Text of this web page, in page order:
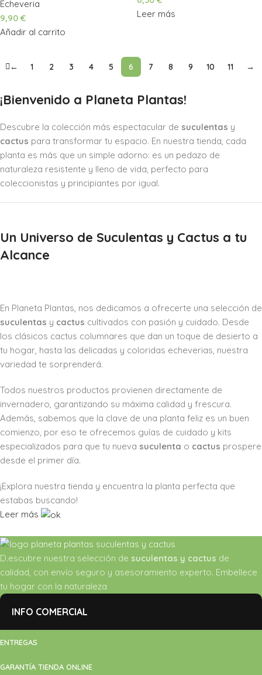
Echeveria
9,90 €
Añadir al carrito
Leer más
← 1 2 3 4 5 6 7 8 9 10 11 →
¡Bienvenido a Planeta Plantas!
Descubre la colección más espectacular de suculentas y
cactus para transformar tu espacio. En nuestra tienda, cada
planta es más que un simple adorno: es un pedazo de
naturaleza resistente y lleno de vida, perfecto para
coleccionistas y principiantes por igual.
Un Universo de Suculentas y Cactus a tu
Alcance
En Planeta Plantas, nos dedicamos a ofrecerte una selección de
suculentas y cactus cultivados con pasión y cuidado. Desde
los clásicos cactus columnares que dan un toque de desierto a
tu hogar, hasta las delicadas y coloridas echeverias, nuestra
variedad te sorprenderá.
Todos nuestros productos provienen directamente de
invernadero, garantizando su máxima calidad y frescura.
Además, sabemos que la clave de una planta feliz es un buen
comienzo, por eso te ofrecemos guías de cuidado y kits
especializados para que tu nueva suculenta o cactus prospere
desde el primer día.
¡Explora nuestra tienda y encuentra la planta perfecta que
estabas buscando!
Leer más
D.escubre nuestra selección de suculentas y cactus de
calidad, con envío seguro y asesoramiento experto. Embellece
tu hogar con la naturaleza
INFO COMERCIAL
ENTREGAS
GARANTÍA TIENDA ONLINE